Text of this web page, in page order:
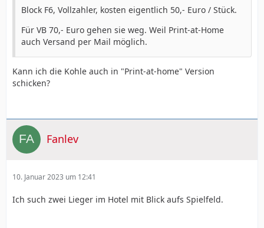
Block F6, Vollzahler, kosten eigentlich 50,- Euro / Stück.
Für VB 70,- Euro gehen sie weg. Weil Print-at-Home
auch Versand per Mail möglich.
Kann ich die Kohle auch in "Print-at-home" Version
schicken?
Fanlev
10. Januar 2023 um 12:41
Ich such zwei Lieger im Hotel mit Blick aufs Spielfeld.